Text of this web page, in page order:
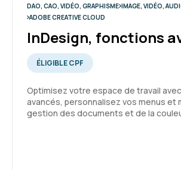
DAO, CAO, VIDÉO, GRAPHISME IMAGE, VIDÉO,
ADOBE CREATIVE CLOUD
InDesign, fonctions
ÉLIGIBLE CPF
Optimisez votre espace de travail
avancés, personnalisez vos menus et
gestion des documents et de la